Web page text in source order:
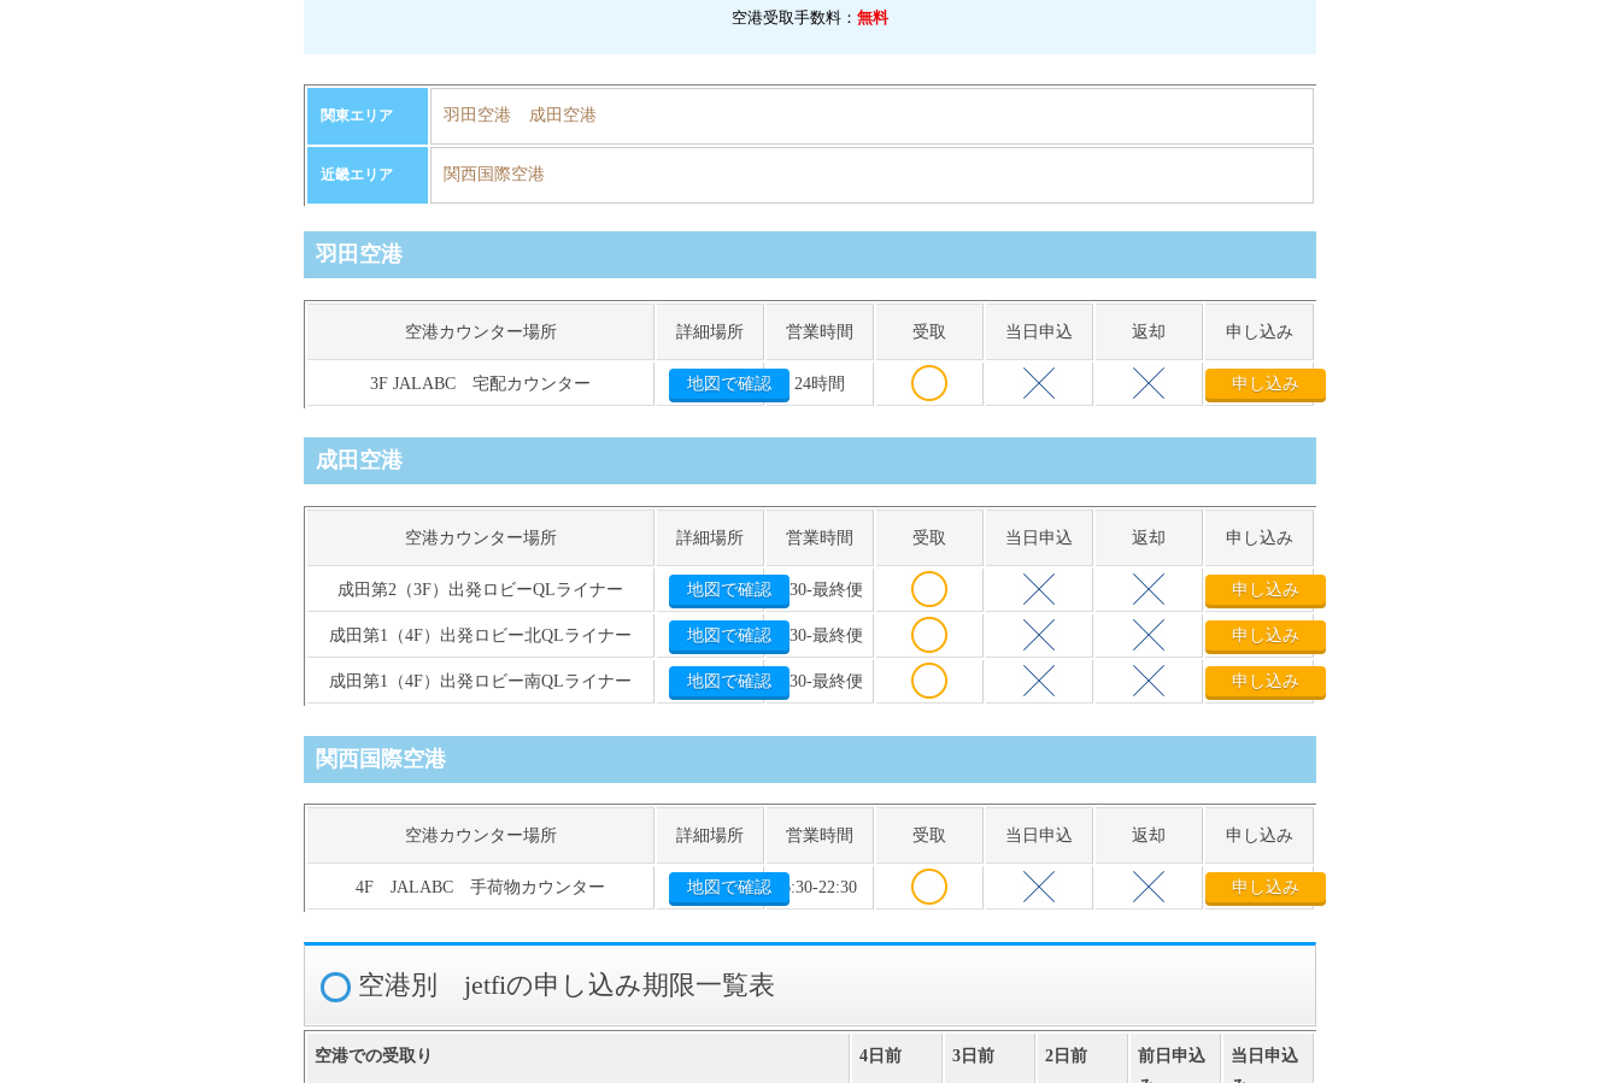
空港受取手数料： 無料
関東エリア 羽田空港 成田空港
近畿エリア 関西国際空港
羽田空港
空港カウンター場所 詳細場所 営業時間 受取 当日申込 返却 申し込み
3F JALABC 宅配カウンター 地図で確認 24時間 申し込み
成田空港
空港カウンター場所 詳細場所 営業時間 受取 当日申込 返却 申し込み
成田第2（3F）出発ロビーQLライナー 地図で確認 6:30-最終便 申し込み
成田第1（4F）出発ロビー北QLライナー 地図で確認 6:30-最終便 申し込み
成田第1（4F）出発ロビー南QLライナー 地図で確認 6:30-最終便 申し込み
関西国際空港
空港カウンター場所 詳細場所 営業時間 受取 当日申込 返却 申し込み
4F JALABC 手荷物カウンター 地図で確認 6:30-22:30 申し込み
空港別 jetfiの申し込み期限一覧表
空港での受取り 4日前 3日前 2日前
前日申込
当日申込